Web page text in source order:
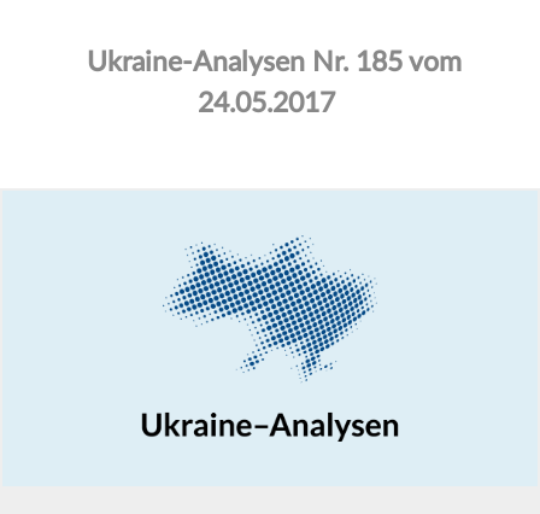
Ukraine-Analysen Nr. 185 vom
24.05.2017